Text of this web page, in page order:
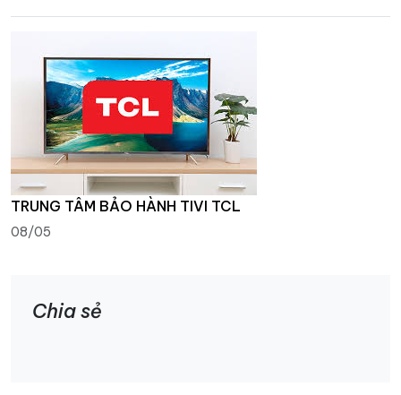
TRUNG TÂM BẢO HÀNH TIVI TCL
08/05
Chia sẻ